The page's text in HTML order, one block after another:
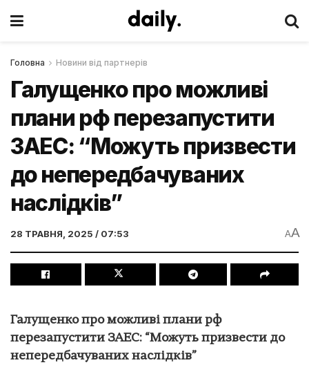
Головна Новини від партнерів
Галущенко про можливі
плани рф перезапустити
ЗАЕС: “Можуть призвести
до непередбачуваних
наслідків”
28 ТРАВНЯ, 2025 / 07:53 AA
Галущенко про можливі плани рф
перезапустити ЗАЕС: “Можуть призвести до
непередбачуваних наслідків”